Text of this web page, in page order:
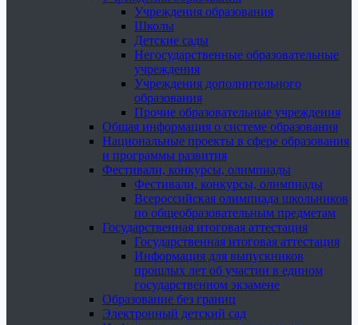
Учреждения образования
Школы
Детские сады
Негосударственные образовательные
учреждения
Учреждения дополнительного
образования
Прочие образовательные учреждения
Общая информация о системе образования
Национальные проекты в сфере образования
и программы развития
Фестивали, конкурсы, олимпиады
Фестивали, конкурсы, олимпиады
Всероссийская олимпиада школьников
по общеобразовательным предметам
Государственная итоговая аттестация
Государственная итоговая аттестация
Информация для выпускников
прошлых лет об участии в едином
государственном экзамене
Образование без границ
Электронный детский сад